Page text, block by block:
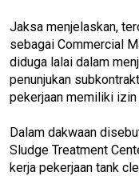
Jaksa menjelaskan,
sebagai Commercial
diduga lalai dalam
penunjukan
pekerjaan memiliki
Dalam dakwaan
Sludge Treatment
kerja pekerjaan tank